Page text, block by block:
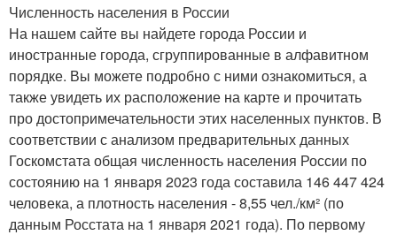
Численность населения в России
На нашем сайте вы найдете города России и
иностранные города, сгруппированные в алфавитном
порядке. Вы можете подробно с ними ознакомиться, а
также увидеть их расположение на карте и прочитать
про достопримечательности этих населенных пунктов. В
соответствии с анализом предварительных данных
Госкомстата общая численность населения России по
состоянию на 1 января 2023 года составила 146 447 424
человека, а плотность населения - 8,55 чел./км² (по
данным Росстата на 1 января 2021 года). По первому